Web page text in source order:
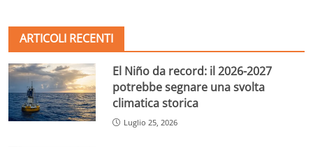
ARTICOLI RECENTI
El Niño da record: il 2026-2027
potrebbe segnare una svolta
climatica storica
Luglio 25, 2026